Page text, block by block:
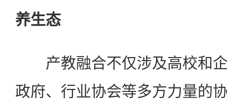
养生态
产教融合不仅涉及高校和企
政府、行业协会等多方力量的